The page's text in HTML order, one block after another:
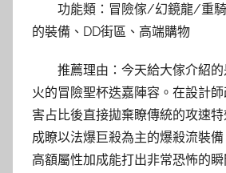
功能類：冒險傢/幻鏡龍/重
的裝備、DD街區、高端購物
推薦理由：今天給大傢介紹
火的冒險聖杯迭嘉陣容。在設計
害占比後直接拋棄瞭傳統的攻速
成瞭以法爆巨殺為主的爆殺流裝
高額屬性加成能打出非常恐怖的